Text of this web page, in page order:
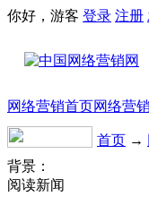
你好，游客 登录 注册
网络营销首页网络营
首页 →
背景：
阅读新闻